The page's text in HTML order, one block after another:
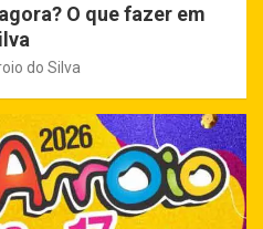
O que fazer em
do Silva